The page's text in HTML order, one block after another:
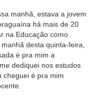
manhã, estava a jovem
há mais de 20
na Educação como
desta quinta-feira,
é pra mim a
dediquei nos estudos
cheguei é pra mim